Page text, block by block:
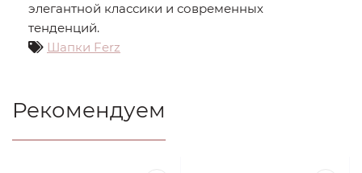
элегантной классики и современных
тенденций.
Шапки Ferz
Рекомендуем